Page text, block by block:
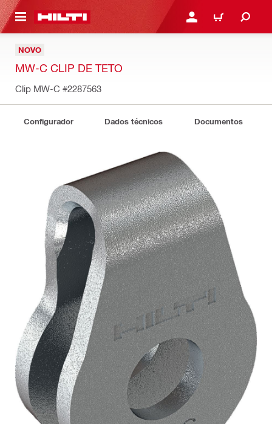
CONTENT ENTRAR OU REGISTAR
CARRINHO
NOVO
MW-C CLIP DE TETO
Clip MW-C #2287563
Configurador Dados técnicos Documentos